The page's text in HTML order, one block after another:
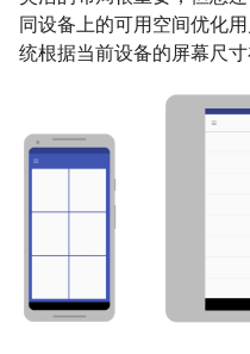
同设备上的可用空间优化
统根据当前设备的屏幕尺